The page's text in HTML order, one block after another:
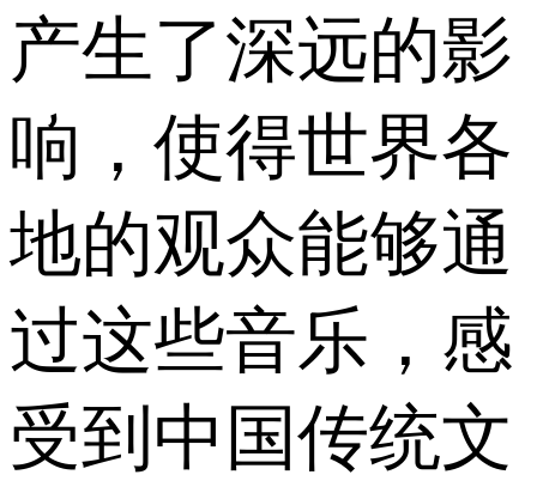
产生了深远的影
响，使得世界各
地的观众能够通
过这些音乐，感
受到中国传统文